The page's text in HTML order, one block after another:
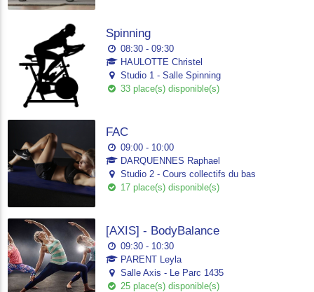
Spinning
08:30 - 09:30
HAULOTTE Christel
Studio 1 - Salle Spinning
33 place(s) disponible(s)
FAC
09:00 - 10:00
DARQUENNES Raphael
Studio 2 - Cours collectifs du bas
17 place(s) disponible(s)
[AXIS] - BodyBalance
09:30 - 10:30
PARENT Leyla
Salle Axis - Le Parc 1435
25 place(s) disponible(s)